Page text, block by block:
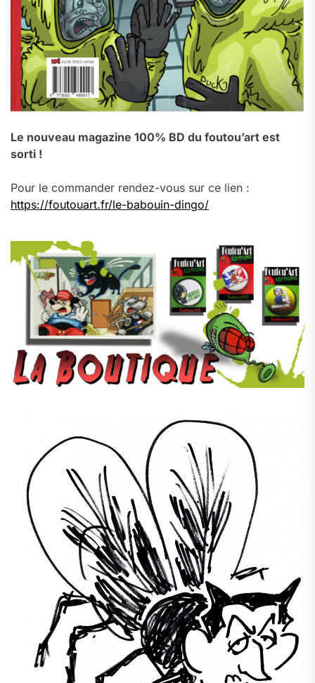
Le nouveau magazine 100% BD du foutou’art est
sorti !
Pour le commander rendez-vous sur ce lien :
https://foutouart.fr/le-babouin-dingo/